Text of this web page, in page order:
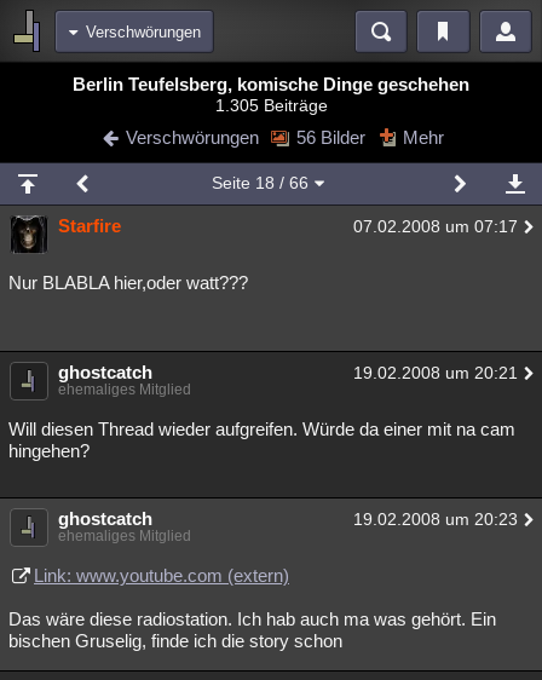
Verschwörungen
Blogs Videos
Chat Wiki Neuigkeiten
meine Rubriken
Menschen Mystery Kriminalfälle
Spiritualität Verschwörungen
weitere Rubriken
Philosophie Träume
Astronomie
Musik Clash Verbesserungen Allmystery English
Übersichten
Besucht Teilgenommen Alle
Lesenswert Schlüsselwörter
Berlin Teufelsberg, komische Dinge geschehen
1.305 Beiträge
Verschwörungen 56 Bilder Mehr
Seite 18 / 66
Starfire 07.02.2008 um 07:17
Nur BLABLA hier,oder watt???
ghostcatch 19.02.2008 um 20:21
ehemaliges Mitglied
Will diesen Thread wieder aufgreifen. Würde da einer mit na cam
hingehen?
ghostcatch 19.02.2008 um 20:23
ehemaliges Mitglied
Link: www.youtube.com (extern)
Das wäre diese radiostation. Ich hab auch ma was gehört. Ein
bischen Gruselig, finde ich die story schon